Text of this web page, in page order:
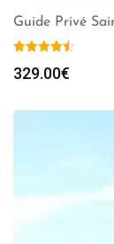
Guide Privé
329.00€